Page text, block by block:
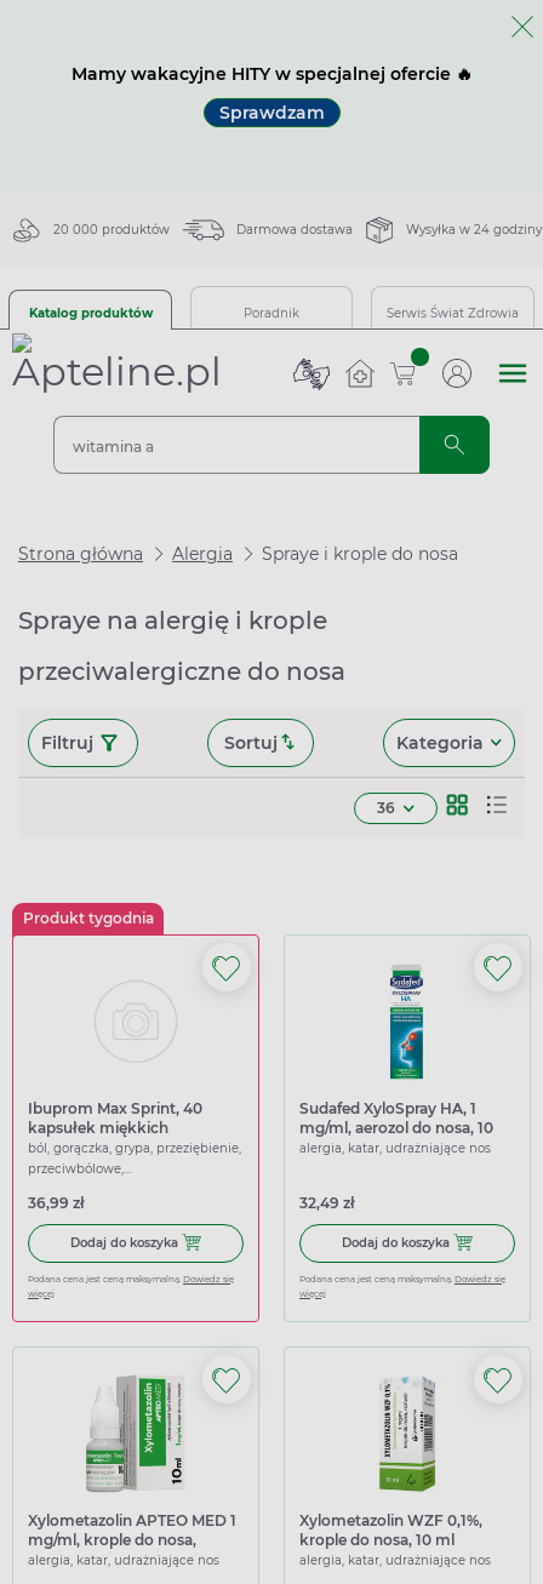
Mamy wakacyjne HITY w specjalnej ofercie 🔥
Sprawdzam
20 000 produktów Darmowa dostawa Wysyłka w 24 godziny
Katalog produktów Poradnik Serwis Świat Zdrowia
sztuk
Strona główna Alergia Spraye i krople do nosa
Spraye na alergię i krople
przeciwalergiczne do nosa
Filtruj Sortuj Kategoria
36
Produkt tygodnia
Ibuprom Max Sprint, 40
kapsułek miękkich
ból, gorączka, grypa, przeziębienie,
przeciwbólowe,
36,99 zł
Dodaj do koszyka Dodaj do koszyka Ibuprom Max Sprint, 40 kapsułek
Podana cena jest ceną maksymalną. Dowiedz się
więcej
Sudafed XyloSpray HA, 1
mg/ml, aerozol do nosa, 10
ml
alergia, katar, udrażniające nos
32,49 zł
Dodaj do koszyka Dodaj do
Podana cena jest ceną maksymalną. Dowiedz się
więcej
Xylometazolin APTEO MED 1
mg/ml, krople do nosa,
roztwór, 10 ml
alergia, katar, udrażniające nos
Xylometazolin WZF 0,1%,
krople do nosa, 10 ml
alergia, katar, udrażniające nos